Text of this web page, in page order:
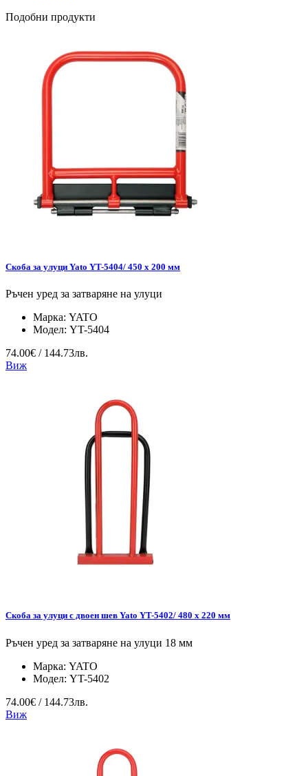
Подобни продукти
Скоба за улуци Yato YT-5404/ 450 x 200 мм
Ръчен уред за затваряне на улуци
Марка: YATO
Модел: YT-5404
74.00€ / 144.73лв.
Виж
Скоба за улуци с двоен шев Yato YT-5402/ 480 x 220 мм
Ръчен уред за затваряне на улуци 18 мм
Марка: YATO
Модел: YT-5402
74.00€ / 144.73лв.
Виж